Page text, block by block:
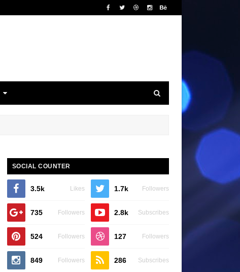
SOCIAL COUNTER
3.5k Likes 1.7k Followers
735 Followers 2.8k Subscribes
524 Followers 127 Followers
849 Followers 286 Subscribes